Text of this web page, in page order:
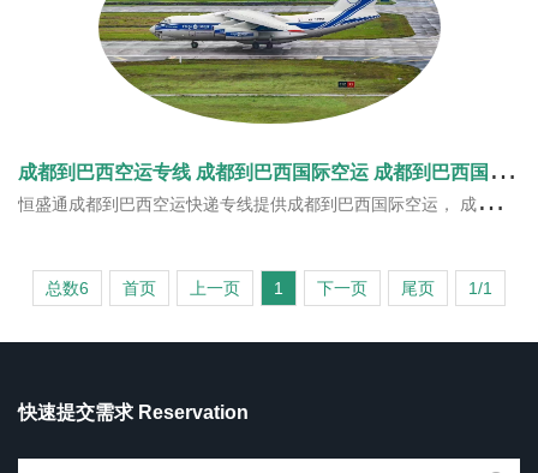
成
都到巴西空运专线 成都到巴西国际空运 成都到巴西国际快递
恒盛通成都到巴西空运快递专线提供成都到巴西国际空运， 成都到巴西国际快递等巴西专线一站式服务。
总数6 首页 上一页 1 下一页 尾页 1/1
快速提交需求 Reservation